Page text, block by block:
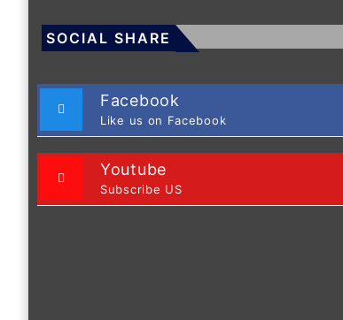
SOCIAL SHARE
Facebook
Like us on Facebook
Youtube
Subscribe US